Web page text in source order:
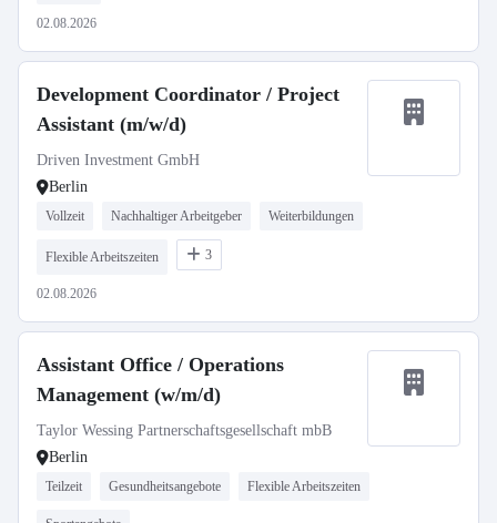
02.08.2026
Development Coordinator / Project
Assistant (m/w/d)
Driven Investment GmbH
Berlin
Vollzeit Nachhaltiger Arbeitgeber Weiterbildungen
Flexible Arbeitszeiten 3
02.08.2026
Assistant Office / Operations
Management (w/m/d)
Taylor Wessing Partnerschaftsgesellschaft mbB
Berlin
Teilzeit Gesundheitsangebote Flexible Arbeitszeiten